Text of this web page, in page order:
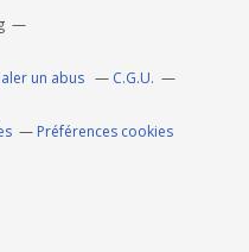
un abus C.G.U.
Préférences cookies